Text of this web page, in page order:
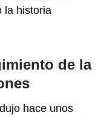
la historia
de la
hace unos